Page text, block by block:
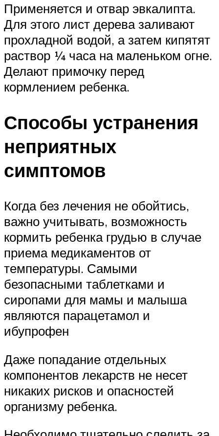
Применяется и отвар эвкалипта.
Для этого лист дерева заливают
прохладной водой, а затем кипятят
раствор ¼ часа на маленьком огне.
Делают примочку перед
кормлением ребенка.
Способы устранения
неприятных
симптомов
Когда без лечения не обойтись,
важно учитывать, возможность
кормить ребенка грудью в случае
приема медикаментов от
температуры. Самыми
безопасными таблетками и
сиропами для мамы и малыша
являются парацетамол и
ибупрофен
Даже попадание отдельных
компонентов лекарств не несет
никаких рисков и опасностей
организму ребенка.